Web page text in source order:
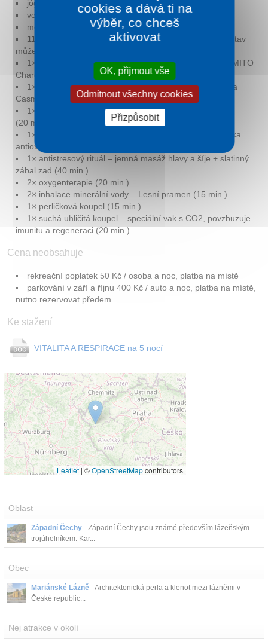
jóga s instruktorkou – každé úterý a čtvrtek
večery s klavírem – každou středu
mezinárodní kuchyně – každý pátek
11 LÉČENÝCH PROCEDUR(s ohledem na zdravotní stav
může být upraveno)
1× světelná terapie – bioenergetická fotobiomodulace MITO
Charge (20 min.)
1× Golden Age – rituál buněčné obnovy pleti, kosmetika
Casmara (30 min.)
1× TRC Robot – cílená robotická masáž a regenerace
(20 min.)
1× Prysm Io – světelná analýza pleti, vstupní diagnostika
antioxidantů
1× antistresový rituál – jemná masáž hlavy a šíje + slatinný
zábal zad (40 min.)
2× oxygenterapie (20 min.)
2× inhalace minerální vody – Lesní pramen (15 min.)
1× perličková koupel (15 min.)
1× suchá uhličitá koupel – speciální vak s CO2, povzbuzuje
imunitu a regeneraci (20 min.)
Cena neobsahuje
rekreační poplatek 50 Kč / osoba a noc, platba na místě
parkování v září a říjnu 400 Kč / auto a noc, platba na místě,
nutno rezervovat předem
Ke stažení
VITALITA A RESPIRACE na 5 nocí
Leaflet | ©OpenStreetMapcontributors
Oblast
Západní Čechy - Západní Čechy jsou známé především lázeňským
trojúhelníkem: Kar...
Obec
Mariánské Lázně - Architektonická perla a klenot mezi lázněmi v
České republic...
Nej atrakce v okolí
cookies a dává ti na
výběr, co chceš
aktivovat
OK, přijmout vše
Odmítnout všechny cookies
Přizpůsobit